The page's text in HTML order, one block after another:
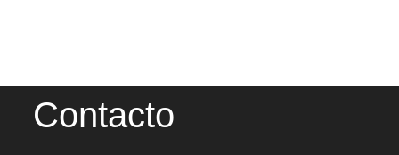
Contacto